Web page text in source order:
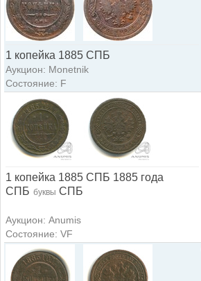
1 копейка 1885 СПБ
Аукцион: Monetnik
Состояние: F
1 копейка 1885 СПБ 1885 года
СПБ буквы СПБ
Аукцион: Anumis
Состояние: VF